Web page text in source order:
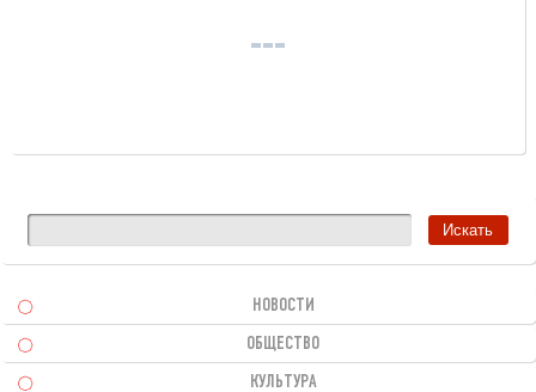
НОВОСТИ
ОБЩЕСТВО
КУЛЬТУРА